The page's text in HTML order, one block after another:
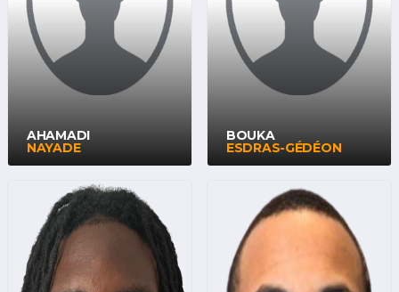
AHAMADI
NAYADE
BOUKA
ESDRAS-GÉDÉON